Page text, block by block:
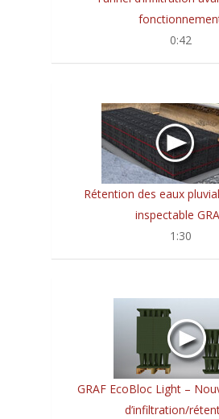
0:42
Rétention des eaux
inspectable
1:30
GRAF EcoBloc Light –
d’infiltration/